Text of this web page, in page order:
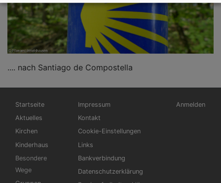
.... nach Santiago de Compostella
Hauptnavigation
Startseite
Aktuelles
Kirchen
Kinderhaus
Besondere
Wege
Fußbereichsmenü
Impressum
Kontakt
Cookie-Einstellungen
Links
Bankverbindung
Datenschutzerklärung
Anmelden